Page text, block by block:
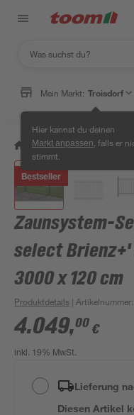
Mein Markt: Troisdorf
Hier kannst du deinen
Markt anpassen , falls er
stimmt.
/ Garten & Freizeit /
Bestseller
Zaunsystem-
select
3000 x 120 cm
Produktdetails | Artikelnummer
4.049,00 €
inkl. 19% MwSt.
Lieferung
Diesen Artikel